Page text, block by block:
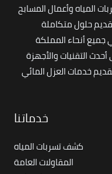
المياه وأعمال المسابح
حلول متكاملة
أنحاء المملكة
التقنيات والأجهزة
خدمات العزل المائي
خدماتنا
كشف تسربات المياه
المقاولات العامة